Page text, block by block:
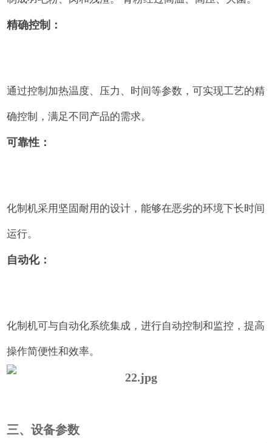
精确控制：
通过控制加热温度、压力、时间等参数，可实现工艺的精
确控制，满足不同产品的需求。
可靠性：
化制机采用坚固耐用的设计，能够在恶劣的环境下长时间
运行。
自动化：
化制机可与自动化系统集成，进行自动控制和监控，提高
操作简便性和效率。
三、设备参数